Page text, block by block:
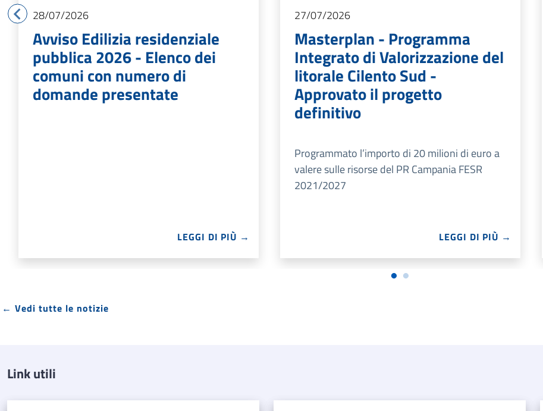
28/07/2026
Avviso Edilizia residenziale
pubblica 2026 - Elenco dei
comuni con numero di
domande presentate
LEGGI DI PIÙ →
27/07/2026
Masterplan - Programma
Integrato di Valorizzazione del
litorale Cilento Sud -
Approvato il progetto
definitivo
Programmato l’importo di 20 milioni di euro a
valere sulle risorse del PR Campania FESR
2021/2027
LEGGI DI PIÙ →
← Vedi tutte le notizie
Link utili